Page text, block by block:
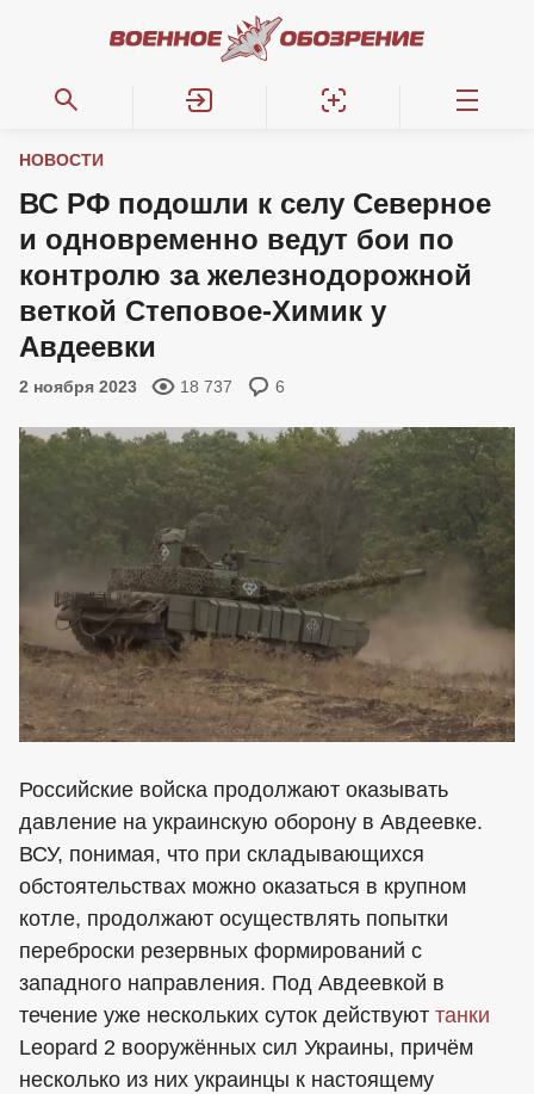
НОВОСТИ
ВС РФ подошли к селу Северное
и одновременно ведут бои по
контролю за железнодорожной
веткой Степовое-Химик у
Авдеевки
2 ноября 2023 18 737 6
Российские войска продолжают оказывать
давление на украинскую оборону в Авдеевке.
ВСУ, понимая, что при складывающихся
обстоятельствах можно оказаться в крупном
котле, продолжают осуществлять попытки
переброски резервных формирований с
западного направления. Под Авдеевкой в
течение уже нескольких суток действуют танки
Leopard 2 вооружённых сил Украины, причём
несколько из них украинцы к настоящему